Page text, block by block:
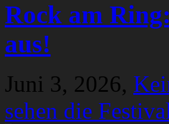
Rock am
aus!
Juni 3, 2026,
sehen die